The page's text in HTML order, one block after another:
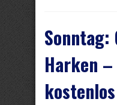
Sonntag:
Harken